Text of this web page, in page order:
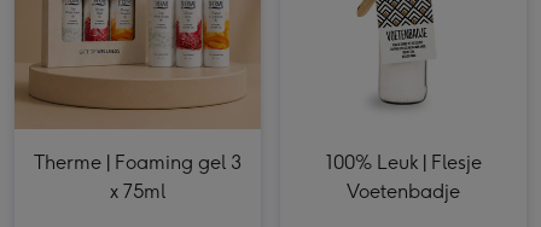
Therme | Foaming gel 3
x 75ml
100% Leuk | Flesje
Voetenbadje